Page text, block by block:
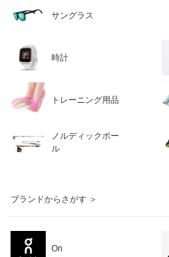
サングラス
時計
トレーニング用品
ノルディックポー
ル
ブランドからさがす ＞
On